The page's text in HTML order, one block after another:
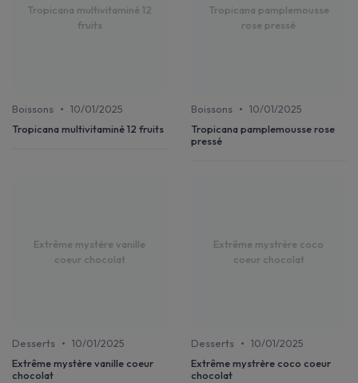
Tropicana multivitaminé 12
fruits
Boissons • 10/01/2025
Tropicana multivitaminé 12 fruits
Tropicana pamplemousse
rose pressé
Boissons • 10/01/2025
Tropicana pamplemousse rose
pressé
Extrême mystère vanille
coeur chocolat
Desserts • 10/01/2025
Extrême mystère vanille coeur
chocolat
Extrême mystrère coco
coeur chocolat
Desserts • 10/01/2025
Extrême mystrère coco coeur
chocolat